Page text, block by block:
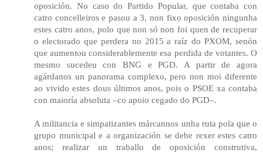
oposición. No caso do Partido Popular, que contaba con
catro concelleiros e pasou a 3, non fixo oposición ningunha
estes catro anos, polo que non só non foi quen de recuperar
o electorado que perdera no 2015 a raíz do PXOM, senón
que aumentou considerablemente esa perdida de votantes. O
mesmo sucedeu con BNG e PGD. A partir de agora
agárdanos un panorama complexo, pero non moi diferente
ao vivido estes dous últimos anos, pois o PSOE xa contaba
con maioría absoluta –co apoio cegado do PGD–.
A militancia e simpatizantes márcannos unha ruta pola que o
grupo municipal e a organización se debe rexer estes catro
anos; realizar un traballo de oposición construtiva,